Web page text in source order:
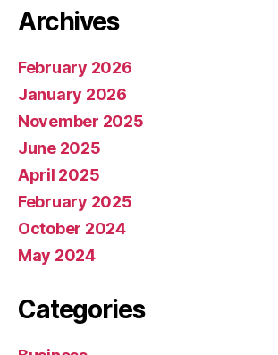
Archives
February 2026
January 2026
November 2025
June 2025
April 2025
February 2025
October 2024
May 2024
Categories